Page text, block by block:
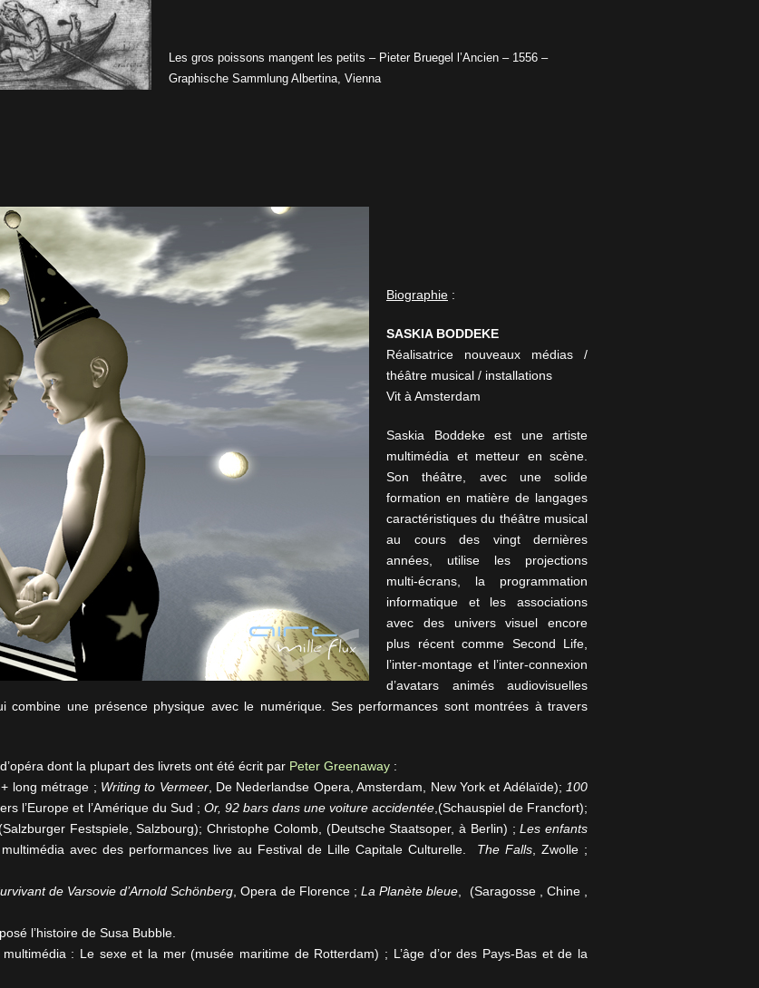
Les gros poissons mangent les petits – Pieter Bruegel l’Ancien – 1556 –
Graphische Sammlung Albertina, Vienna
Biographie :
SASKIA BODDEKE
Réalisatrice nouveaux médias /
théâtre musical / installations
Vit à Amsterdam
Saskia Boddeke est une artiste
multimédia et metteur en scène.
Son théâtre, avec une solide
formation en matière de langages
caractéristiques du théâtre musical
au cours des vingt dernières
années, utilise les projections
multi-écrans, la programmation
informatique et les associations
avec des univers visuel encore
plus récent comme Second Life,
l’inter-montage et l’inter-connexion
d’avatars animés audiovisuelles
une présence physique avec le numérique. Ses performances sont montrées à travers
dont la plupart des livrets ont été écrit par Peter Greenaway :
long métrage ; Writing to Vermeer, De Nederlandse Opera, Amsterdam, New York et Adélaïde); 100
l’Europe et l’Amérique du Sud ; Or, 92 bars dans une voiture accidentée,(Schauspiel de Francfort);
Festspiele, Salzbourg); Christophe Colomb, (Deutsche Staatsoper, à Berlin) ;Les enfants
avec des performances live au Festival de Lille Capitale Culturelle. The Falls , Zwolle ;
de Varsovie d’Arnold Schönberg , Opera de Florence ;La Planète bleue , (Saragosse , Chine ,
l’histoire de Susa Bubble.
: Le sexe et la mer (musée maritime de Rotterdam) ; L’âge d’or des Pays-Bas et de la